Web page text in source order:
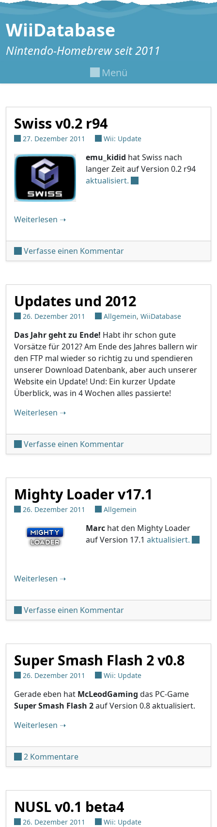
Zum Inhalt springen
WiiDatabase
Nintendo-Homebrew seit 2011
Menü
Swiss v0.2 r94
27. Dezember 2011 Wii: Update
emu_kidid hat Swiss nach
langer Zeit auf Version 0.2 r94
aktualisiert.
Weiterlesen "Swiss v0.2 r94"
➝
Verfasse einen Kommentarunter 'Swiss v0.2 r94'
Updates und 2012
26. Dezember 2011 Allgemein, WiiDatabase
Das Jahr geht zu Ende! Habt ihr schon gute
Vorsätze für 2012? Am Ende des Jahres ballern wir
den FTP mal wieder so richtig zu und spendieren
unserer Download Datenbank, aber auch unserer
Website ein Update! Und: Ein kurzer Update
Überblick, was in 4 Wochen alles passierte!
Weiterlesen "Updates und 2012"
➝
Verfasse einen Kommentarunter 'Updates und 2012'
Mighty Loader v17.1
26. Dezember 2011 Allgemein
Marc hat den Mighty Loader
auf Version 17.1 aktualisiert.
Weiterlesen "Mighty Loader v17.1"
➝
Verfasse einen Kommentarunter 'Mighty Loader
Super Smash Flash 2 v0.8
26. Dezember 2011 Wii: Update
Gerade eben hat McLeodGaming das PC-Game
Super Smash Flash 2auf Version 0.8 aktualisiert.
Weiterlesen "Super Smash Flash 2 v0.8"
➝
2 Kommentarezu Super Smash Flash 2 v0.8
NUSL v0.1 beta4
26. Dezember 2011 Wii: Update